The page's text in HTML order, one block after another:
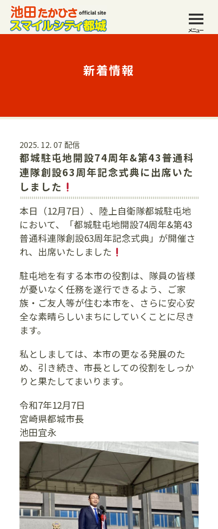
メニュー
新着情報
2025. 12. 07 配信
都城駐屯地開設74周年&第43普通科
連隊創設63周年記念式典に出席いた
しました
本日（12月7日）、陸上自衛隊都城駐屯地
において、「都城駐屯地開設74周年&第43
普通科連隊創設63周年記念式典」が開催さ
れ、出席いたしました
駐屯地を有する本市の役割は、隊員の皆様
が憂いなく任務を遂行できるよう、ご家
族・ご友人等が住む本市を、さらに安心安
全な素晴らしいまちにしていくことに尽き
ます。
私としましては、本市の更なる発展のた
め、引き続き、市長としての役割をしっか
りと果たしてまいります。
令和7年12月7日
宮崎県都城市長
池田宜永